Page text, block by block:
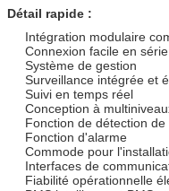
Détail rapide :
Intégration modulaire
Connexion facile en
Système de gestion
Surveillance intégrée et
Suivi en temps réel
Conception à
Fonction de détection
Fonction d'alarme
Commode pour
Interfaces de
Fiabilité opérationnelle